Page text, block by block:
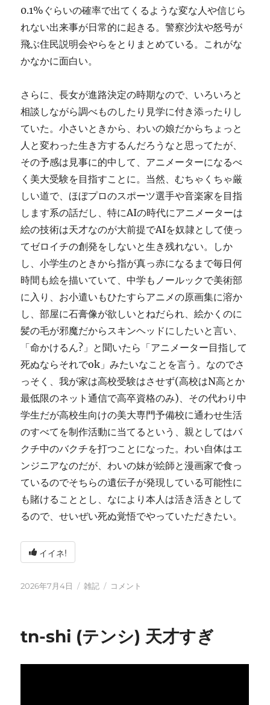
0.1%ぐらいの確率で出てくるような変な人や信じら
れない出来事が日常的に起きる。警察沙汰や怒号が
飛ぶ住民説明会やらをとりまとめている。これがな
かなかに面白い。
さらに、長女が進路決定の時期なので、いろいろと
相談しながら調べものしたり見学に付き添ったりし
ていた。小さいときから、わいの娘だからちょっと
人と変わった生き方するんだろうなと思ってたが、
その予感は見事に的中して、アニメーターになるべ
く美大受験を目指すことに。当然、むちゃくちゃ厳
しい道で、ほぼプロのスポーツ選手や音楽家を目指
します系の話だし、特にAIの時代にアニメーターは
絵の技術は天才なのが大前提でAIを奴隷として使っ
てゼロイチの創発をしないと生き残れない。しか
し、小学生のときから指が真っ赤になるまで毎日何
時間も絵を描いていて、中学もノールックで美術部
に入り、お小遣いもひたすらアニメの原画集に溶か
し、部屋に石膏像が欲しいとねだられ、絵かくのに
髪の毛が邪魔だからスキンヘッドにしたいと言い、
「命かけるん?」と聞いたら「アニメーター目指して
死ぬならそれでok」みたいなことを言う。なのでさ
っそく、我が家は高校受験はさせず(高校はN高とか
最低限のネット通信で高卒資格のみ)、その代わり中
学生だが高校生向けの美大専門予備校に通わせ生活
のすべてを制作活動に当てるという、親としてはバ
クチ中のバクチを打つことになった。わい自体はエ
ンジニアなのだが、わいの妹が絵師と漫画家で食っ
ているのでそちらの遺伝子が発現している可能性に
も賭けることとし、なにより本人は活き活きとして
るので、せいぜい死ぬ覚悟でやっていただきたい。
イイネ!
投
2026年7月4日
カ
ー
雑記
い
と
コメント
tn-shi (テンシ) 天才すぎ